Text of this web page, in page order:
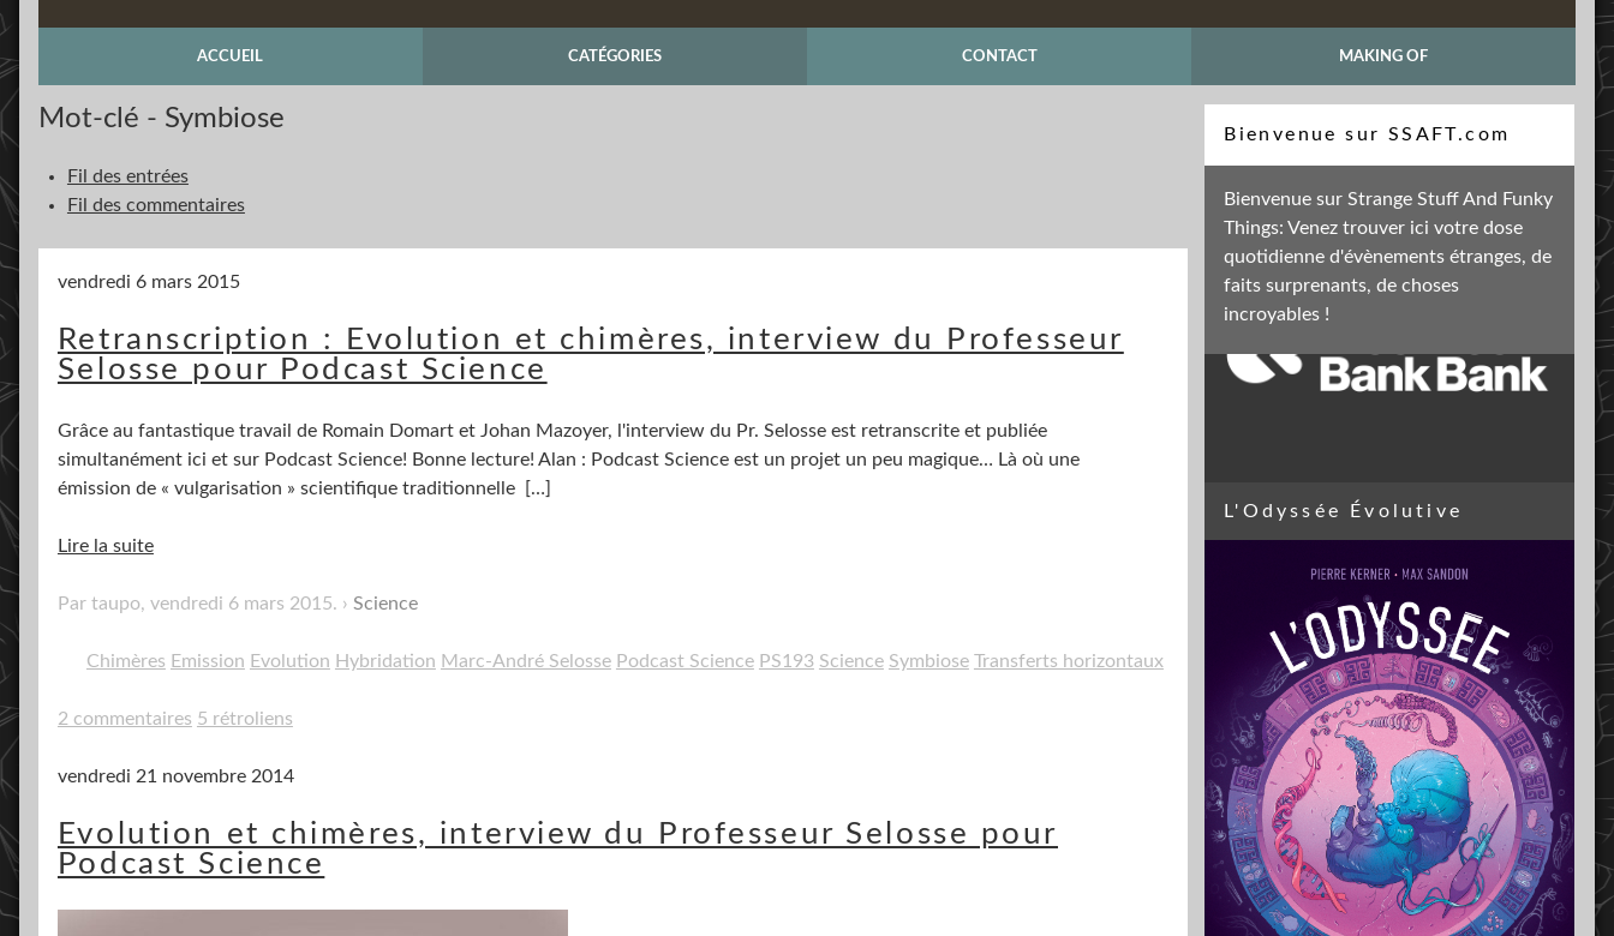
ACCUEIL CATÉGORIES CONTACT MAKING OF
Mot-clé - Symbiose
Fil des entrées
Fil des commentaires
vendredi 6 mars 2015
Retranscription : Evolution et chimères, interview du Professeur
Selosse pour Podcast Science
Grâce au fantastique travail de Romain Domart et Johan Mazoyer, l'interview du Pr. Selosse est retranscrite et publiée
simultanément ici et sur Podcast Science! Bonne lecture! Alan : Podcast Science est un projet un peu magique… Là où une
émission de « vulgarisation » scientifique traditionnelle
[…]
Lire la suite
Par taupo, vendredi 6 mars 2015. Science
Chimères Emission Evolution Hybridation Marc-André Selosse Podcast Science PS193 Science Symbiose Transferts horizontaux
2 commentaires 5 rétroliens
vendredi 21 novembre 2014
Evolution et chimères, interview du Professeur Selosse pour
Podcast Science
Bienvenue sur SSAFT.com
Bienvenue sur Strange Stuff And Funky
Things: Venez trouver ici votre dose
quotidienne d'évènements étranges, de
faits surprenants, de choses
incroyables !
Recherche
Soutenez mon activité
L'Odyssée Évolutive